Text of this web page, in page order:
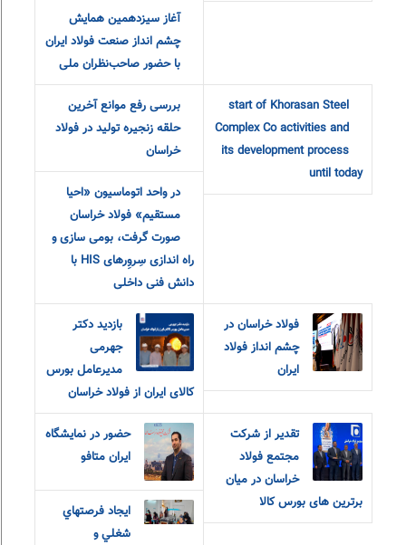
آغاز سیزدهمین همایش
چشم انداز صنعت فولاد ایران
با حضور صاحب‌نظران ملی
start of Khorasan Steel
Complex Co activities and
its development process
until today
بررسی رفع موانع آخرین
حلقه زنجیره تولید در فولاد
خراسان
در واحد اتوماسیون «احیا
مستقیم» فولاد خراسان
صورت گرفت، بومی سازی و
راه اندازی سِروِرهای HIS با
دانش فنی داخلی
فولاد خراسان در
چشم انداز فولاد
ایران
بازدید دکتر
جهرمی
مدیرعامل بورس
کالای ایران از فولاد خراسان
تقدیر از شرکت
مجتمع فولاد
خراسان در میان
برترین های بورس کالا
حضور در نمایشگاه
ایران متافو
ايجاد فرصتهاي
شغلي و